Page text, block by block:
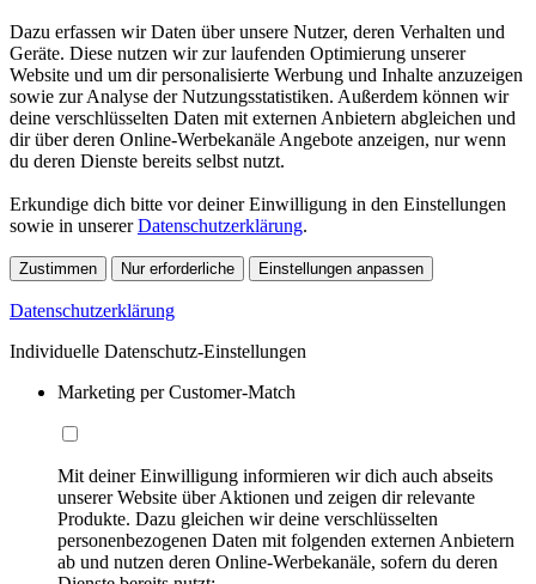
Dazu erfassen wir Daten über unsere Nutzer, deren Verhalten und
Geräte. Diese nutzen wir zur laufenden Optimierung unserer
Website und um dir personalisierte Werbung und Inhalte anzuzeigen
sowie zur Analyse der Nutzungsstatistiken. Außerdem können wir
deine verschlüsselten Daten mit externen Anbietern abgleichen und
dir über deren Online-Werbekanäle Angebote anzeigen, nur wenn
du deren Dienste bereits selbst nutzt.
Erkundige dich bitte vor deiner Einwilligung in den Einstellungen
sowie in unsererDatenschutzerklärung.
Zustimmen Nur erforderliche Einstellungen anpassen
Datenschutzerklärung
Individuelle Datenschutz-Einstellungen
Marketing per Customer-Match
Mit deiner Einwilligung informieren wir dich auch abseits
unserer Website über Aktionen und zeigen dir relevante
Produkte. Dazu gleichen wir deine verschlüsselten
personenbezogenen Daten mit folgenden externen Anbietern
ab und nutzen deren Online-Werbekanäle, sofern du deren